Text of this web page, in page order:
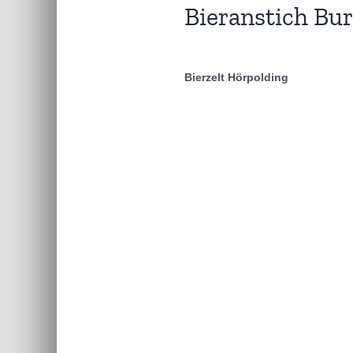
Bieranstich
Bierzelt Hörpolding